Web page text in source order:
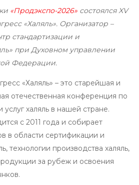
«Продэкспо-2026» состоялся XV
«Халяль». Организатор –
стандартизации и
при Духовном управлении
Федерации.
«Халяль» – это старейшая и
отечественная конференция по
халяль в нашей стране.
с 2011 года и собирает
в области сертификации и
технологии производства халяль,
за рубеж и освоения